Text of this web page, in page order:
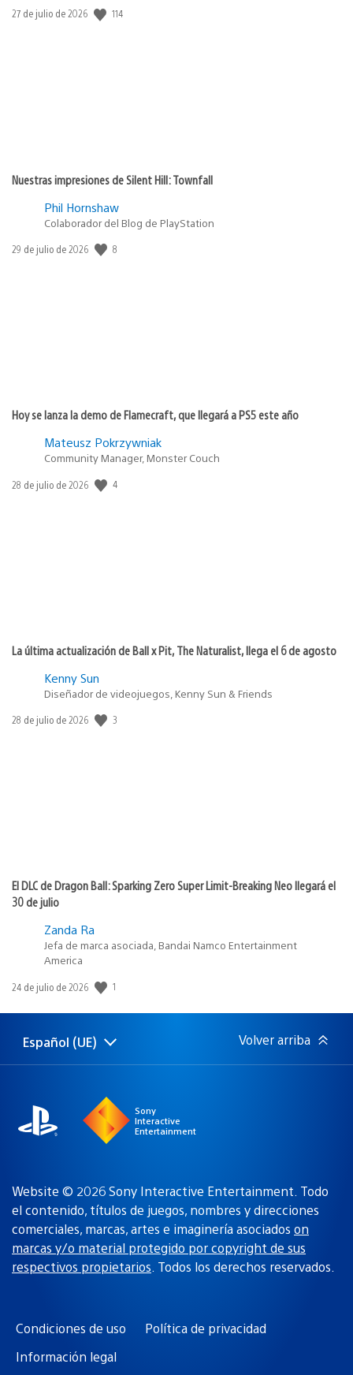
Fecha
27 de julio de 2026 114
Nuestras impresiones de Silent Hill: Townfall
Phil Hornshaw
Colaborador del Blog de PlayStation
Fecha
29 de julio de 2026 8
Hoy se lanza la demo de Flamecraft, que llegará a PS5 este año
Mateusz Pokrzywniak
Community Manager, Monster Couch
Fecha
28 de julio de 2026 4
La última actualización de Ball x Pit, The Naturalist, llega el 6 de agosto
Kenny Sun
Diseñador de videojuegos, Kenny Sun & Friends
Fecha
28 de julio de 2026 3
El DLC de Dragon Ball: Sparking Zero Super Limit-Breaking Neo llegará el
30 de julio
Zanda Ra
Jefa de marca asociada, Bandai Namco Entertainment
America
Fecha
publicación:
24 de julio de 2026 1
Selecciona
Región
Español (UE) Volver arriba
Sony
Interactive
Entertainment
Website © 2026 Sony Interactive Entertainment. Todo
el contenido, títulos de juegos, nombres y direcciones
comerciales, marcas, artes e imaginería asociados on
marcas y/o material protegido por copyright de sus
respectivos propietarios. Todos los derechos reservados.
Condiciones de uso
Política de privacidad
Información legal